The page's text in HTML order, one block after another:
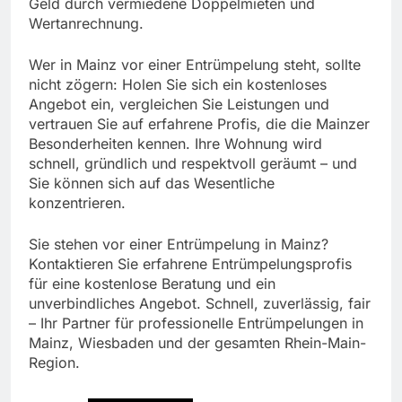
Wertanrechnung.
Wer in Mainz vor einer Entrümpelung steht, sollte
nicht zögern: Holen Sie sich ein kostenloses
Angebot ein, vergleichen Sie Leistungen und
vertrauen Sie auf erfahrene Profis, die die Mainzer
Besonderheiten kennen. Ihre Wohnung wird
schnell, gründlich und respektvoll geräumt – und
Sie können sich auf das Wesentliche
konzentrieren.
Sie stehen vor einer Entrümpelung in Mainz?
Kontaktieren Sie erfahrene Entrümpelungsprofis
für eine kostenlose Beratung und ein
unverbindliches Angebot. Schnell, zuverlässig, fair
– Ihr Partner für professionelle Entrümpelungen in
Mainz, Wiesbaden und der gesamten Rhein-Main-
Region.